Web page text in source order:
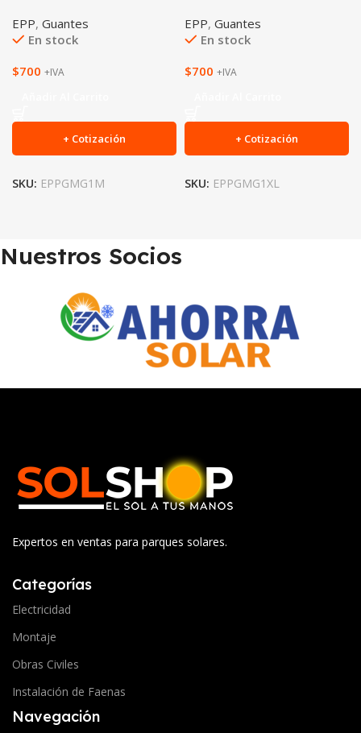
EPP, Guantes
En stock
$700 +IVA
+ Cotización
SKU: EPPGMG1M
EPP, Guantes
En stock
$700 +IVA
+ Cotización
SKU: EPPGMG1XL
Nuestros Socios
Expertos en ventas para parques solares.
Categorías
Electricidad
Montaje
Obras Civiles
Instalación de Faenas
Navegación